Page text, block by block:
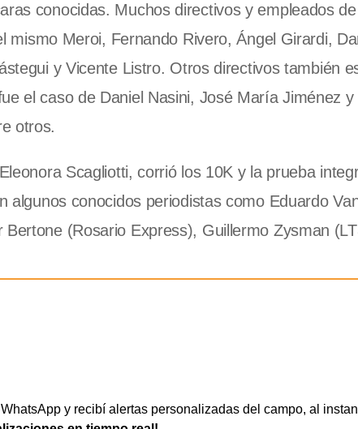
conocidas. Muchos directivos y empleados
Meroi, Fernando Rivero, Ángel Girardi,
y Vicente Listro. Otros directivos también
el caso de Daniel Nasini, José María Jiménez y
otros.
Scagliotti, corrió los 10K y la prueba
conocidos periodistas como Eduardo
(Rosario Express), Guillermo Zysman
y recibí alertas personalizadas del campo, al